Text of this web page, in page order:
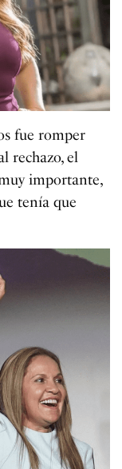
fue romper
rechazo, el
importante,
tenía que